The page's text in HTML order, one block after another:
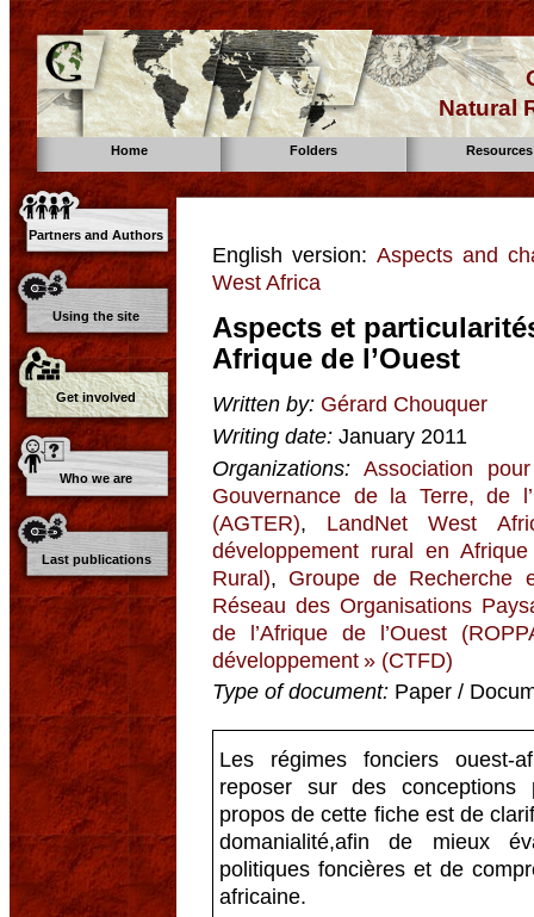
Natural
Home Folders Resources
Partners and Authors
Using the site
Get involved
Who we are
Last publications
English version:Aspects and
West Africa
Aspects et
Afrique de l’Ouest
Written by: Gérard Chouquer
Writing date: January 2011
Organizations: Association
Gouvernance de la Terre, de
(AGTER), LandNet West
développement rural en
Rural), Groupe de Recherche
Réseau des Organisations
de l’Afrique de l’Ouest
développement » (CTFD)
Type of document: Paper /
Les régimes fonciers ouest-
reposer sur des conceptions
propos de cette fiche est de
domanialité,afin de mieux
politiques foncières et de
africaine.